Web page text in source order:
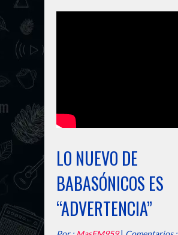
LO NUEVO DE
BABASÓNICOS ES
“ADVERTENCIA”